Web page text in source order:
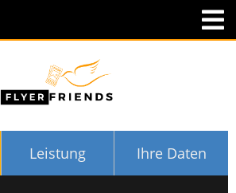
Leistung Ihre Daten